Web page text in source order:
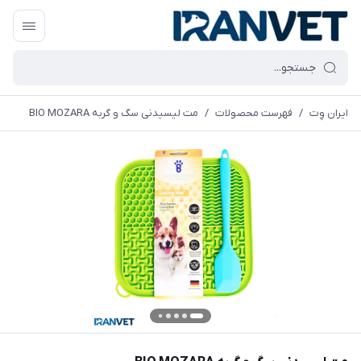
ایران وِت / فهرست محصولات / مت لیسیدنی سگ و گربه BIO MOZARA